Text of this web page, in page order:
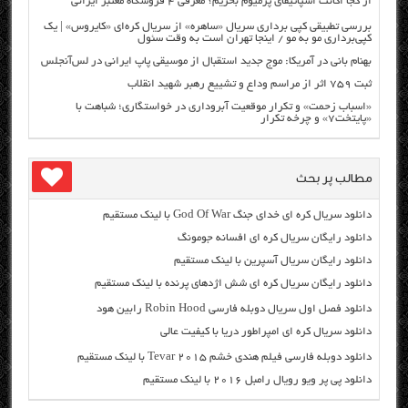
بررسی تطبیقی کپی برداری سریال «ساهره» از سریال کره‌ای «کایروس» | یک
کپی‌برداری مو به مو / اینجا تهران است به وقت سئول
بهنام بانی در آمریکا: موج جدید استقبال از موسیقی پاپ ایرانی در لس‌آنجلس
ثبت ۷۵۹ اثر از مراسم وداع و تشییع رهبر شهید انقلاب
«اسباب زحمت» و تکرار موقعیت آبروداری در خواستگاری؛ شباهت با
«پایتخت۷» و چرخه تکرار
مطالب پر بحث
دانلود سریال کره ای خدای جنگ God Of War با لینک مستقیم
دانلود رایگان سریال کره ای افسانه جومونگ
دانلود رایگان سریال آسپرین با لینک مستقیم
دانلود رایگان سریال کره ای شش اژدهای پرنده با لینک مستقیم
دانلود فصل اول سریال دوبله فارسی Robin Hood رابین هود
دانلود سریال کره ای امپراطور دریا با کیفیت عالی
دانلود دوبله فارسی فیلم هندی خشم Tevar ۲۰۱۵ با لینک مستقیم
دانلود پی پر ویو رویال رامبل ۲۰۱۶ با لینک مستقیم